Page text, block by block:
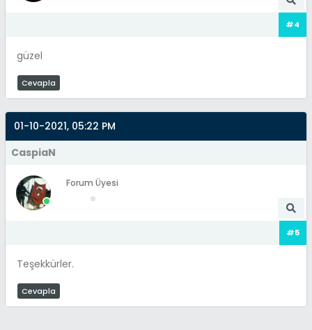
#4
güzel
Cevapla
01-10-2021, 05:22 PM
CaspiaN
Forum Üyesi
#5
Teşekkürler.
Cevapla